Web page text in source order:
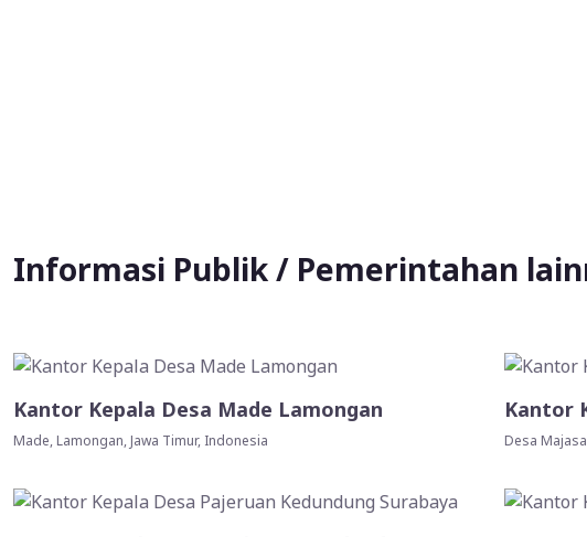
Informasi Publik / Pemerintahan
Kantor Kepala Desa Made Lamongan
Made, Lamongan, Jawa Timur, Indonesia
Kantor
Desa